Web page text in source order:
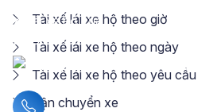
Tài xế lái xe hộ theo giờ
Tài xế lái xe hộ theo ngày
Tài xế lái xe hộ theo yêu cầu
Vận chuyển xe
Liên hệ hotline